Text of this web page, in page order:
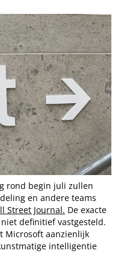
rond begin juli zullen
en andere teams
Street Journal. De exacte
definitief vastgesteld.
Microsoft aanzienlijk
intelligentie